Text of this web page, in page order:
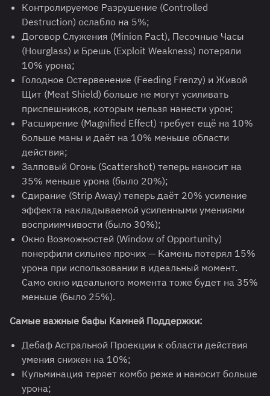
Контролируемое Разрушение (Controlled
Destruction) ослабло на 5%;
Договор Служения (Minion Pact), Песочные Часы
(Hourglass) и Брешь (Exploit Weakness) потеряли
10% урона;
Голодное Остервенение (Feeding Frenzy) и Живой
Щит (Meat Shield) больше не могут усиливать
приспешников, которым нельзя нанести урон;
Расширение (Magnified Effect) требует ещё на 10%
больше маны и даёт на 10% меньше области
действия;
Залповый Огонь (Scattershot) теперь наносит на
35% меньше урона (было 20%);
Сдирание (Strip Away) теперь даёт 20% усиление
эффекта накладываемой усиленными умениями
восприимчивости (было 30%);
Окно Возможностей (Window of Opportunity)
понерфили сильнее прочих — Камень потерял 15%
урона при использовании в идеальный момент.
Само окно идеального момента тоже будет на 35%
меньше (было 25%).
Самые важные бафы Камней Поддержки:
Дебаф Астральной Проекции к области действия
умения снижен на 10%;
Кульминация теряет комбо реже и наносит больше
урона;